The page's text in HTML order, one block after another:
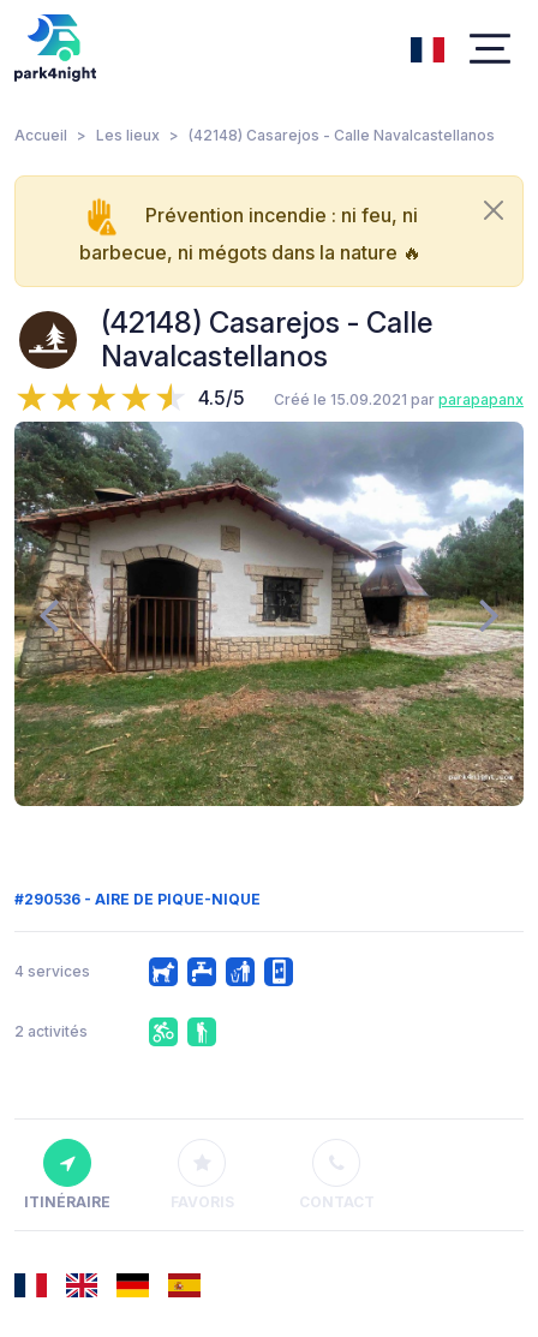
Accueil Les lieux (42148) Casarejos - Calle Navalcastellanos
Prévention incendie : ni feu, ni
barbecue, ni mégots dans la nature 🔥
(42148) Casarejos - Calle
Navalcastellanos
4.5/5 Créé le 15.09.2021 par parapapanx
#290536 - AIRE DE PIQUE-NIQUE
4 services
2 activités
ITINÉRAIRE FAVORIS CONTACT